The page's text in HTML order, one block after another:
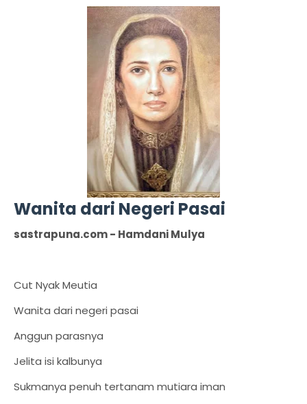
Wanita dari Negeri Pasai
sastrapuna.com - Hamdani Mulya
Cut Nyak Meutia
Wanita dari negeri pasai
Anggun parasnya
Jelita isi kalbunya
Sukmanya penuh tertanam mutiara iman